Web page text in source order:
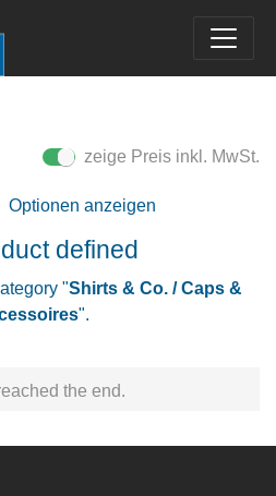
zeige Preis inkl. MwSt.
Optionen anzeigen
defined
"Shirts & Co. / Caps &
".
the end.